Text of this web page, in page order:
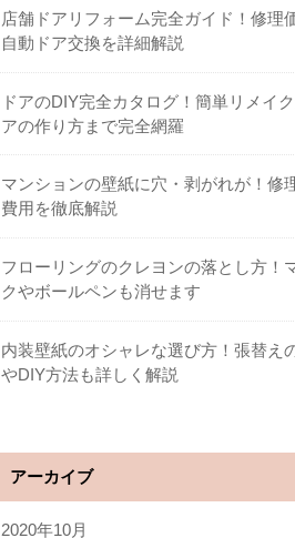
店舗ドアリフォーム完全ガイド！修理
自動ドア交換を詳細解説
ドアのDIY完全カタログ！簡単リメイ
アの作り方まで完全網羅
マンションの壁紙に穴・剥がれが！修
費用を徹底解説
フローリングのクレヨンの落とし方！
クやボールペンも消せます
内装壁紙のオシャレな選び方！張替え
やDIY方法も詳しく解説
アーカイブ
2020年10月